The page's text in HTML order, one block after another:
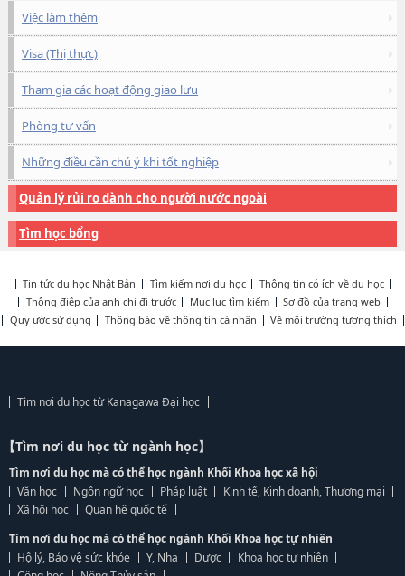
Việc làm thêm
Visa (Thị thực)
Tham gia các hoạt động giao lưu
Phòng tư vấn
Những điều cần chú ý khi tốt nghiệp
Quản lý rủi ro dành cho người nước ngoài
Tìm học bổng
Tin tức du học Nhật Bản Tìm kiếm nơi du học
Thông tin có ích về du học
Thông điệp của anh chị đi trước
Mục lục tìm kiếm
Sơ đồ của trang web
Quy ước sử dụng
Thông báo về thông tin cá nhân Về môi trường tương thích
Tìm nơi du học từ Kanagawa Đại học
【Tìm nơi du học từ ngành học】
Tìm nơi du học mà có thể học ngành Khối Khoa học xã hội
Văn học
Ngôn ngữ học Pháp luật
Kinh tế, Kinh doanh, Thương mại
Xã hội học
Quan hệ quốc tế
Tìm nơi du học mà có thể học ngành Khối Khoa học tự nhiên
Hộ lý, Bảo vệ sức khỏe
Y, Nha Dược
Khoa học tự nhiên